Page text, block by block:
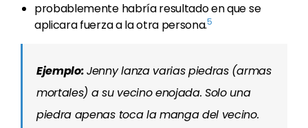
probablemente habría resultado en que se
aplicara fuerza a la otra persona.5
Ejemplo:Jenny lanza varias piedras (armas
mortales) a su vecino enojada. Solo una
piedra apenas toca la manga del vecino.